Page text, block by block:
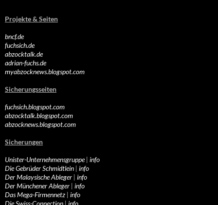
Projekte & Seiten
bncf.de
fuchsich.de
abzocktalk.de
adrian-fuchs.de
myabzocknews.blogspot.com
Sicherungsseiten
fuchsich.blogspot.com
abzocktalk.blogspot.com
abzocknews.blogspot.com
Sicherungen
Unister-Unternehmensgruppe| info
Die Gebrüder Schmidtlein | info
Der Malaysische Ableger | info
Der Münchener Ableger | info
Das Mega-Firmennetz | info